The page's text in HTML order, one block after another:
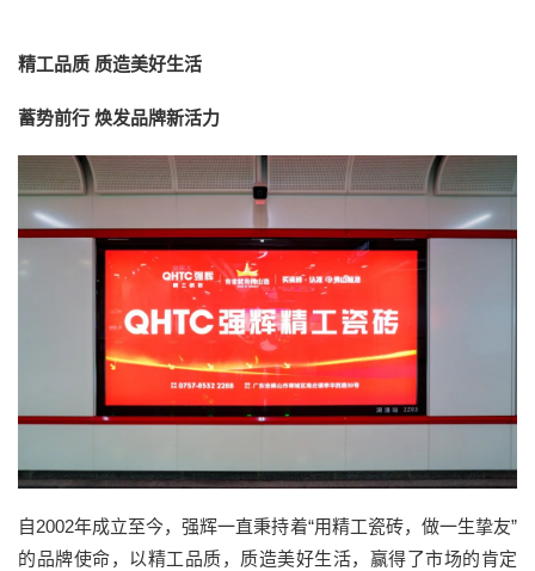
精工品质 质造美好生活
蓄势前行 焕发品牌新活力
自2002年成立至今，强辉一直秉持着“用精工瓷砖，做一生挚友”
的品牌使命，以精工品质，质造美好生活，赢得了市场的肯定